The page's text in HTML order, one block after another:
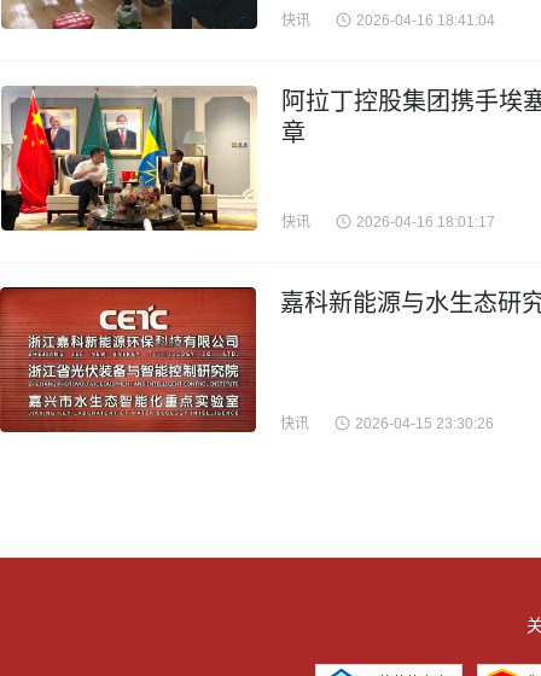
快讯 2026-04-16 18:41:04
阿拉丁控股集团携手埃
章
快讯 2026-04-16 18:01:17
嘉科新能源与水生态研
快讯 2026-04-15 23:30:26